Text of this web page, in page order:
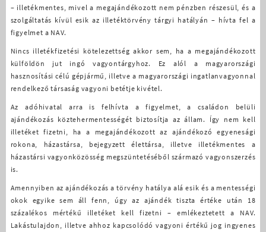
– illetékmentes, mivel a megajándékozott nem pénzben részesül, és a
szolgáltatás kívül esik az illetéktörvény tárgyi hatályán – hívta fel a
figyelmet a NAV.
Nincs illetékfizetési kötelezettség akkor sem, ha a megajándékozott
külföldön jut ingó vagyontárgyhoz. Ez alól a magyarországi
hasznosítási célú gépjármű, illetve a magyarországi ingatlanvagyonnal
rendelkező társaság vagyoni betétje kivétel.
Az adóhivatal arra is felhívta a figyelmet, a családon belüli
ajándékozás köztehermentességét biztosítja az állam. Így nem kell
illetéket fizetni, ha a megajándékozott az ajándékozó egyenesági
rokona, házastársa, bejegyzett élettársa, illetve illetékmentes a
házastársi vagyonközösség megszüntetéséből származó vagyonszerzés
is.
Amennyiben az ajándékozás a törvény hatálya alá esik és a mentességi
okok egyike sem áll fenn, úgy az ajándék tiszta értéke után 18
százalékos mértékű illetéket kell fizetni – emlékeztetett a NAV.
Lakástulajdon, illetve ahhoz kapcsolódó vagyoni értékű jog ingyenes